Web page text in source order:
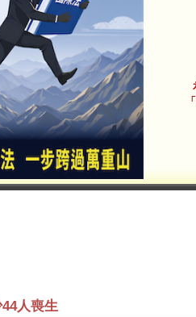
人喪生